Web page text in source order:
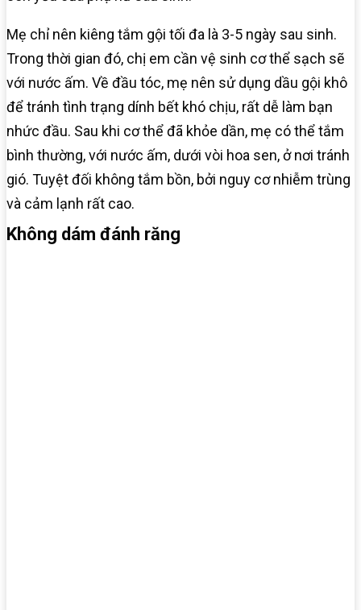
Mẹ chỉ nên kiêng tắm gội tối đa là 3-5 ngày sau sinh.
Trong thời gian đó, chị em cần vệ sinh cơ thể sạch sẽ
với nước ấm. Về đầu tóc, mẹ nên sử dụng dầu gội khô
để tránh tình trạng dính bết khó chịu, rất dễ làm bạn
nhức đầu. Sau khi cơ thể đã khỏe dần, mẹ có thể tắm
bình thường, với nước ấm, dưới vòi hoa sen, ở nơi tránh
gió. Tuyệt đối không tắm bồn, bởi nguy cơ nhiễm trùng
và cảm lạnh rất cao.
Không dám đánh răng